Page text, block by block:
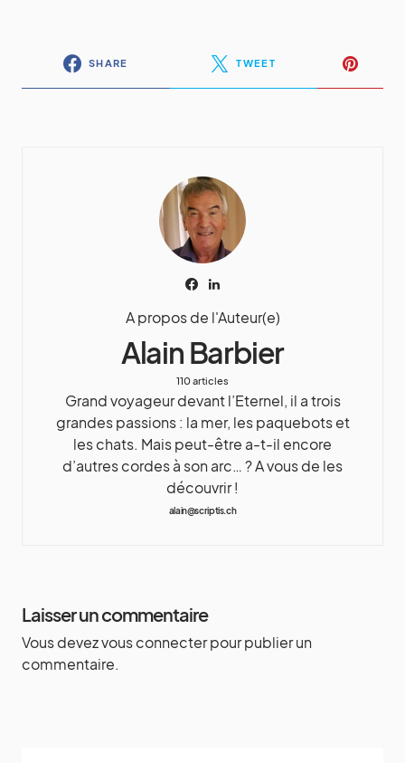
SHARE TWEET
A propos de l'Auteur(e)
Alain Barbier
110 articles
Grand voyageur devant l’Eternel, il a trois
grandes passions : la mer, les paquebots et
les chats. Mais peut-être a-t-il encore
d’autres cordes à son arc… ? A vous de les
découvrir !
alain@scriptis.ch
Laisser un commentaire
Vous devezvous connecterpour publier un
commentaire.